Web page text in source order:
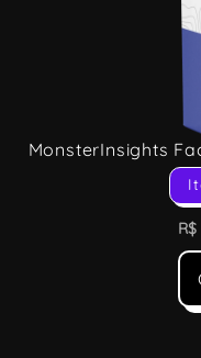
MonsterInsights
R$